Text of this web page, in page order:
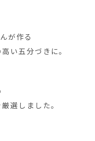
が作る
い五分づきに。
選しました。